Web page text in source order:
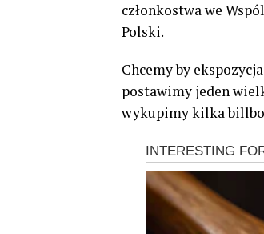
członkostwa we
Polski.
Chcemy by
postawimy jeden
wykupimy kilka